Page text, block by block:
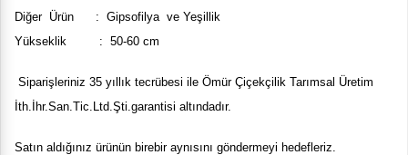
Diğer Ürün : Gipsofilya ve Yeşillik
Yükseklik : 50-60 cm
Siparişleriniz 35 yıllık tecrübesi ile Ömür Çiçekçilik Tarımsal Üretim
İth.İhr.San.Tic.Ltd.Şti. garantisi altındadır.
Satın aldığınız ürünün birebir aynısını göndermeyi hedefleriz.